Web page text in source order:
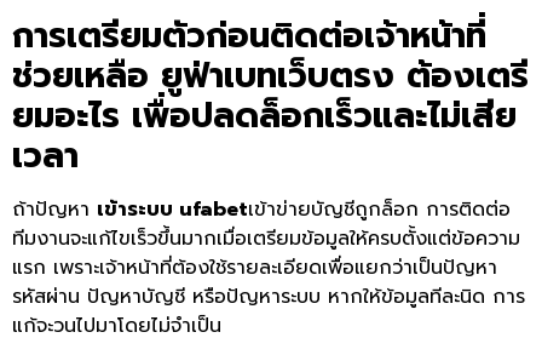
การเตรียมตัวก่อนติดต่อเจ้าหน้าที่
ช่วยเหลือ ยูฟ่าเบทเว็บตรง ต้องเตรี
ยมอะไร เพื่อปลดล็อกเร็วและไม่เสีย
เวลา
ถ้าปัญหา เข้าระบบ ufabetเข้าข่ายบัญชีถูกล็อก การติดต่อ
ทีมงานจะแก้ไขเร็วขึ้นมากเมื่อเตรียมข้อมูลให้ครบตั้งแต่ข้อความ
แรก เพราะเจ้าหน้าที่ต้องใช้รายละเอียดเพื่อแยกว่าเป็นปัญหา
รหัสผ่าน ปัญหาบัญชี หรือปัญหาระบบ หากให้ข้อมูลทีละนิด การ
แก้จะวนไปมาโดยไม่จำเป็น